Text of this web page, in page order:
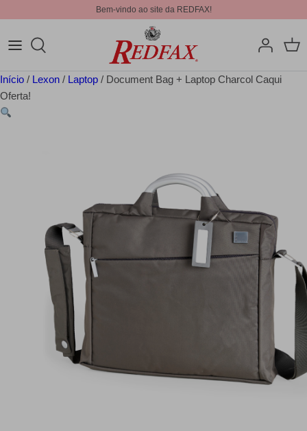
Bem-vindo ao site da REDFAX!
Início / Lexon / Laptop / Document Bag + Laptop Charcol Caqui
Oferta!